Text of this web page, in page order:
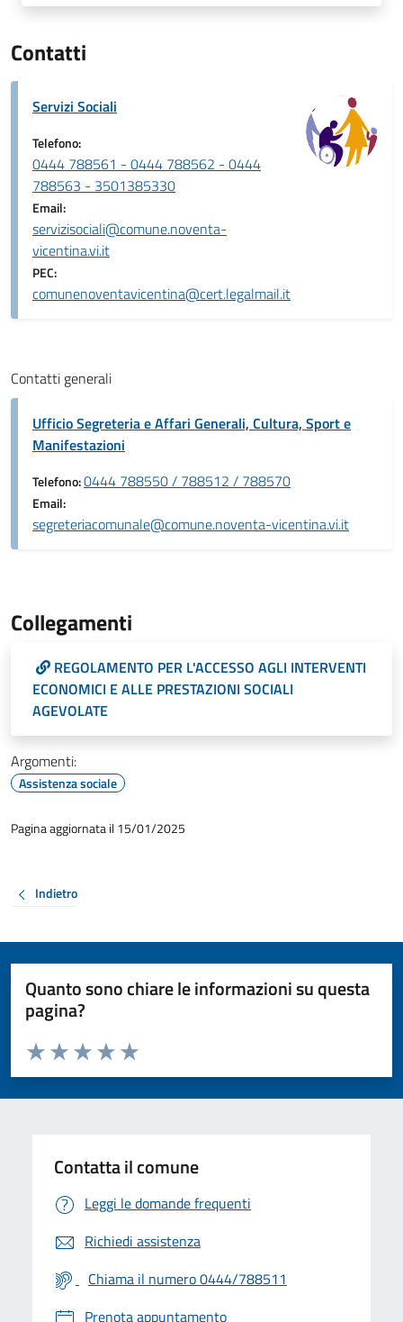
Contatti
Servizi Sociali
Telefono:
0444 788561 - 0444 788562 - 0444
788563 - 3501385330
Email:
servizisociali@comune.noventa-
vicentina.vi.it
PEC:
comunenoventavicentina@cert.legalmail.it
Contatti generali
Ufficio Segreteria e Affari Generali, Cultura, Sport e
Manifestazioni
Telefono:0444 788550 / 788512 / 788570
Email:
segreteriacomunale@comune.noventa-vicentina.vi.it
Collegamenti
REGOLAMENTO PER L'ACCESSO AGLI INTERVENTI
ECONOMICI E ALLE PRESTAZIONI SOCIALI
AGEVOLATE
Argomenti:
Assistenza sociale
Pagina aggiornata il 15/01/2025
Indietro
Quanto sono chiare le informazioni su questa
pagina?
Valuta da 1 a 5 stelle la pagina
Valuta 5 stelle su 5
Valuta 4 stelle su 5
Valuta 3 stelle su 5
Valuta 2 stelle su 5
Valuta 1 stelle su 5
Contatta il comune
Leggi le domande frequenti
Richiedi assistenza
Chiama il numero 0444/788511
Prenota appuntamento